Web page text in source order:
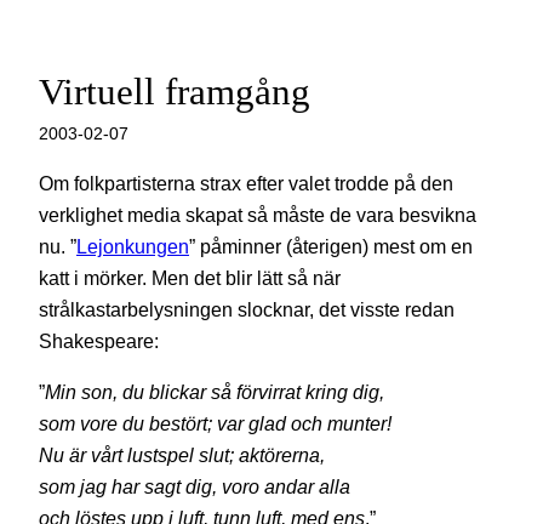
Virtuell framgång
2003-02-07
Om folkpartisterna strax efter valet trodde på den
verklighet media skapat så måste de vara besvikna
nu. ”Lejonkungen” påminner (återigen) mest om en
katt i mörker. Men det blir lätt så när
strålkastarbelysningen slocknar, det visste redan
Shakespeare:
”Min son, du blickar så förvirrat kring dig,
som vore du bestört; var glad och munter!
Nu är vårt lustspel slut; aktörerna,
som jag har sagt dig, voro andar alla
och löstes upp i luft, tunn luft, med ens.”